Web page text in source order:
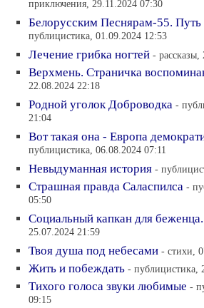
приключения, 29.11.2024 07:30
Белорусским Песнярам-55. Путь
публицистика, 01.09.2024 12:53
Лечение грибка ногтей - рассказы,
Верхмень. Страничка
22.08.2024 22:18
Родной уголок Доброводка -
21:04
Вот такая она - Европа
публицистика, 06.08.2024 07:11
Невыдуманная история -
Страшная правда Саласпилса -
05:50
Социальный капкан для беженца.
25.07.2024 21:59
Твоя душа под небесами - стихи,
Жить и побеждать - публицистика,
Тихого голоса звуки любимые -
09:15